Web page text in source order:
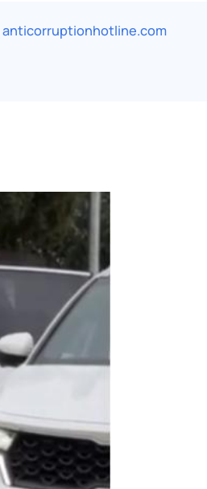
anticorruptionhotline.com